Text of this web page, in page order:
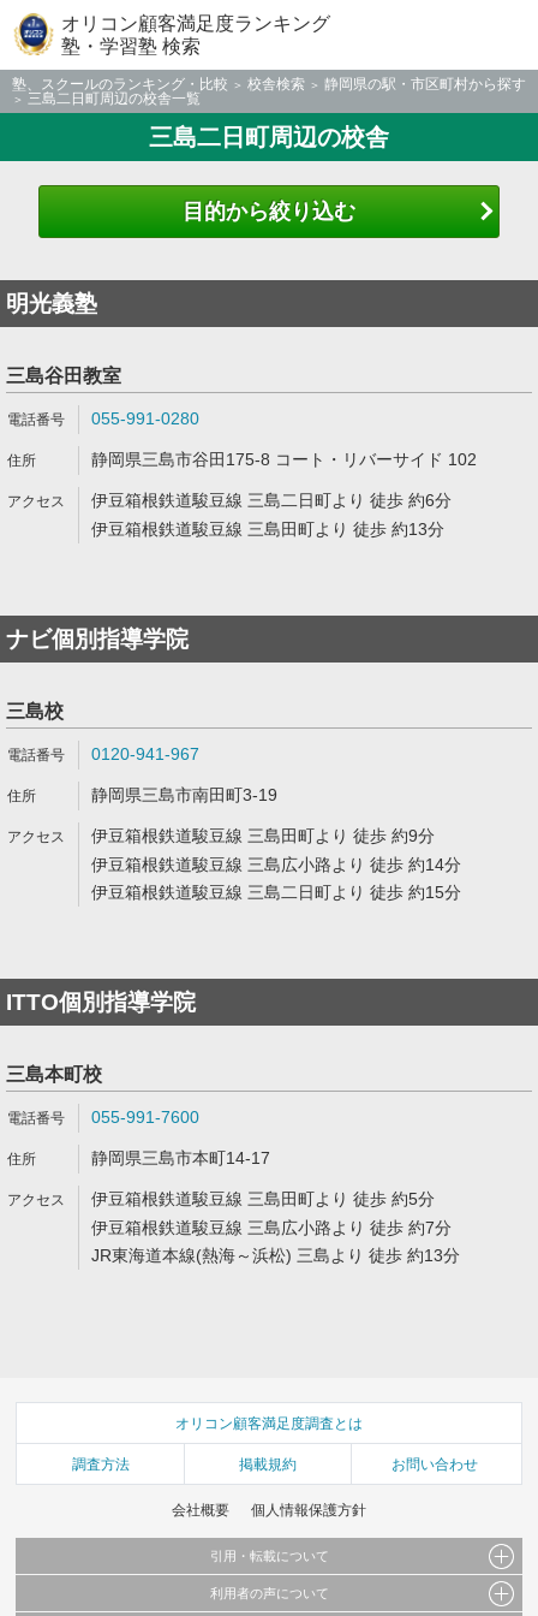
オリコン顧客満足度ランキング
塾・学習塾 検索
塾、スクールのランキング・比較 校舎検索
静岡県の駅・市区町村から探す
三島二日町周辺の校舎一覧
三島二日町周辺の校舎
目的から絞り込む
明光義塾
三島谷田教室
055-991-0280
静岡県三島市谷田175-8 コート・リバーサイド 102
伊豆箱根鉄道駿豆線 三島二日町より 徒歩 約6分
伊豆箱根鉄道駿豆線 三島田町より 徒歩 約13分
ナビ個別指導学院
三島校
0120-941-967
静岡県三島市南田町3-19
伊豆箱根鉄道駿豆線 三島田町より 徒歩 約9分
伊豆箱根鉄道駿豆線 三島広小路より 徒歩 約14分
伊豆箱根鉄道駿豆線 三島二日町より 徒歩 約15分
ITTO個別指導学院
三島本町校
055-991-7600
静岡県三島市本町14-17
伊豆箱根鉄道駿豆線 三島田町より 徒歩 約5分
伊豆箱根鉄道駿豆線 三島広小路より 徒歩 約7分
JR東海道本線(熱海～浜松) 三島より 徒歩 約13分
オリコン顧客満足度調査とは
調査方法 掲載規約 お問い合わせ
会社概要 個人情報保護方針
引用・転載について
当サイトで公開されている情報（文字、写真、イラスト、画像データ等）及びこれらの配
利用者の声について